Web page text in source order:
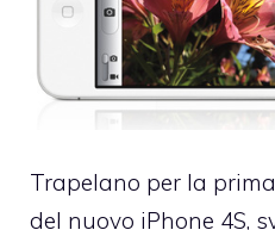
Trapelano per la
del nuovo iPhone 4S,